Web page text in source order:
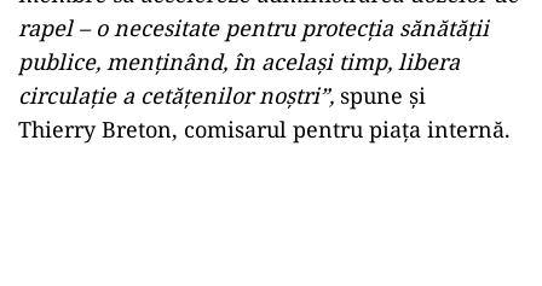
rapel – o necesitate pentru protecția sănătății
publice, menținând, în același timp, libera
circulație a cetățenilor noștri”, spune și
Thierry Breton, comisarul pentru piața internă.